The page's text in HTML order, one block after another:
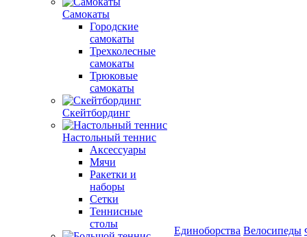
Самокаты
Городские
самокаты
Трехколесные
самокаты
Трюковые
самокаты
Скейтбординг
Настольный теннис
Аксессуары
Мячи
Ракетки и
наборы
Сетки
Теннисные
столы
Единоборства Велосипеды